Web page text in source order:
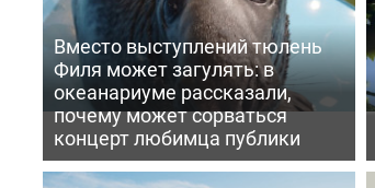
Вместо выступлений тюлень
Филя может загулять: в
океанариуме рассказали,
почему может сорваться
концерт любимца публики